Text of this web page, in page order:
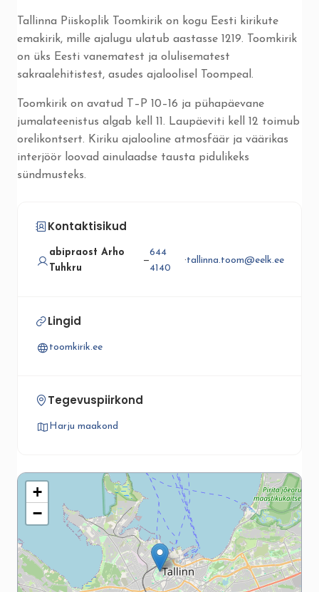
Tallinna Piiskoplik Toomkirik on kogu Eesti kirikute
emakirik, mille ajalugu ulatub aastasse 1219. Toomkirik
on üks Eesti vanematest ja olulisematest
sakraalehitistest, asudes ajaloolisel Toompeal.
Toomkirik on avatud T–P 10–16 ja pühapäevane
jumalateenistus algab kell 11. Laupäeviti kell 12 toimub
orelikontsert. Kiriku ajalooline atmosfäär ja väärikas
interjöör loovad ainulaadse tausta pidulikeks
sündmusteks.
Kontaktisikud
abipraost Arho
Tuhkru
—
644
4140
·tallinna.toom@eelk.ee
Lingid
toomkirik.ee
Tegevuspiirkond
Harju maakond
+
−